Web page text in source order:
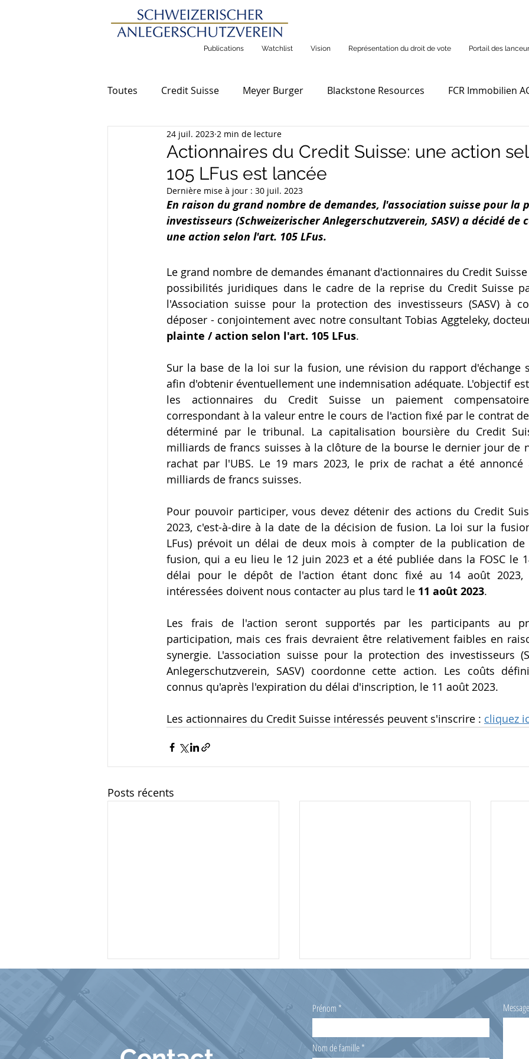
Publications Watchlist Vision Représentation du droit de vote Portail des
Toutes Credit Suisse Meyer Burger Blackstone Resources FCR Immobilien
Communications générales
Actionnaires du Credit Suisse: une action
105 LFus est lancée
24 juil. 2023 2 min de lecture
Dernière mise à jour : 30 juil. 2023
En raison du grand nombre de demandes, l'association suisse pour la
investisseurs (Schweizerischer Anlegerschutzverein, SASV) a décidé
une action selon l'art. 105 LFus.
Le grand nombre de demandes émanant d'actionnaires du Credit
possibilités juridiques dans le cadre de la reprise du Credit Suisse
l'Association suisse pour la protection des investisseurs (SASV) à
plainte / action selon l'art. 105 LFus.
Sur la base de la loi sur la fusion, une révision du rapport d'échange
afin d'obtenir éventuellement une indemnisation adéquate. L'objectif
les actionnaires du Credit Suisse un paiement
correspondant à la valeur entre le cours de l'action fixé par le contrat
déterminé par le tribunal. La capitalisation boursière du Credit
milliards de francs suisses à la clôture de la bourse le dernier jour de
rachat par l'UBS. Le 19 mars 2023, le prix de rachat a été annoncé
milliards de francs suisses.
Pour pouvoir participer, vous devez détenir des actions du Credit
2023, c'est-à-dire à la date de la décision de fusion. La loi sur la
LFus) prévoit un délai de deux mois à compter de la publication
fusion, qui a eu lieu le 12 juin 2023 et a été publiée dans la FOSC le
délai pour le dépôt de l'action étant donc fixé au 14 août 2023,
intéressées doivent nous contacter au plus tard le 11 août 2023.
Les frais de l'action seront supportés par les participants au
participation, mais ces frais devraient être relativement faibles en
synergie. L'association suisse pour la protection des investisseurs
Anlegerschutzverein, SASV) coordonne cette action. Les coûts
connus qu'après l'expiration du délai d'inscription, le 11 août 2023.
Les actionnaires du Credit Suisse intéressés peuvent s'inscrire : cliquez
Posts récents
Prénom
Nom de famille
Message